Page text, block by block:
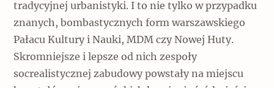
tradycyjnej urbanistyki. I to nie tylko w przypadku
znanych, bombastycznych form warszawskiego
Pałacu Kultury i Nauki, MDM czy Nowej Huty.
Skromniejsze i lepsze od nich zespoły
socrealistycznej zabudowy powstały na miejscu